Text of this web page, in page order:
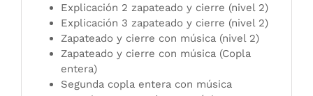
Explicación 2 zapateado y cierre (nivel 2)
Explicación 3 zapateado y cierre (nivel 2)
Zapateado y cierre con música (nivel 2)
Zapateado y cierre con música (Copla
entera)
Segunda copla entera con música